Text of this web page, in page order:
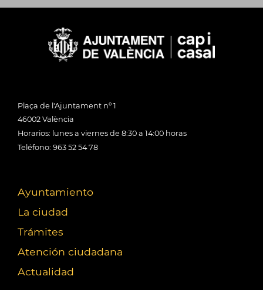
Plaça de l'Ajuntament nº 1
46002 València
Horarios: lunes a viernes de 8:30 a 14:00 horas
Teléfono: 963 52 54 78
Ayuntamiento
La ciudad
Trámites
Atención ciudadana
Actualidad